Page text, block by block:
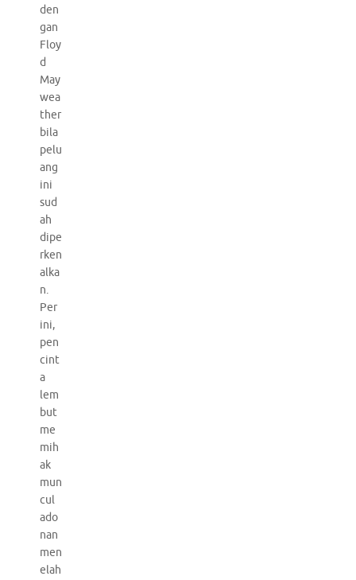
den
gan
Floy
d
May
wea
ther
bila
pelu
ang
ini
sud
ah
dipe
rken
alka
n.
Per
ini,
pen
cint
a
lem
but
me
mih
ak
mun
cul
ado
nan
men
elah